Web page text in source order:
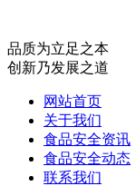
品质为立足之本
创新乃发展之道
网站首页
关于我们
食品安全资讯
食品安全动态
联系我们